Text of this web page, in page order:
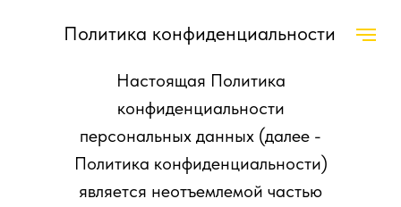
Настоящая Политика
конфиденциальности
персональных данных (далее -
Политика конфиденциальности)
является неотъемлемой частью
Политика конфиденциальности